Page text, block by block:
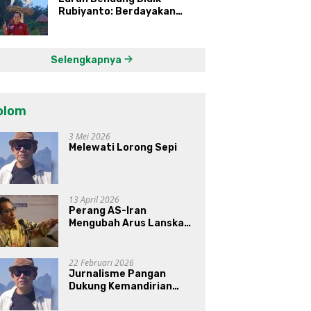
Rubiyanto: Berdayakan
Selengkapnya
3 Mei 2026
Melewati Lorong Sepi
13 April 2026
Perang AS-Iran
Mengubah Arus Lanskap
Prabowo-Gibran?
22 Februari 2026
Jurnalisme Pangan
Dukung Kemandirian